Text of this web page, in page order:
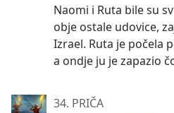
Naomi i Ruta bile su
obje ostale udovice,
Izrael. Ruta je počela
a ondje ju je zapazio
34. PRIČA